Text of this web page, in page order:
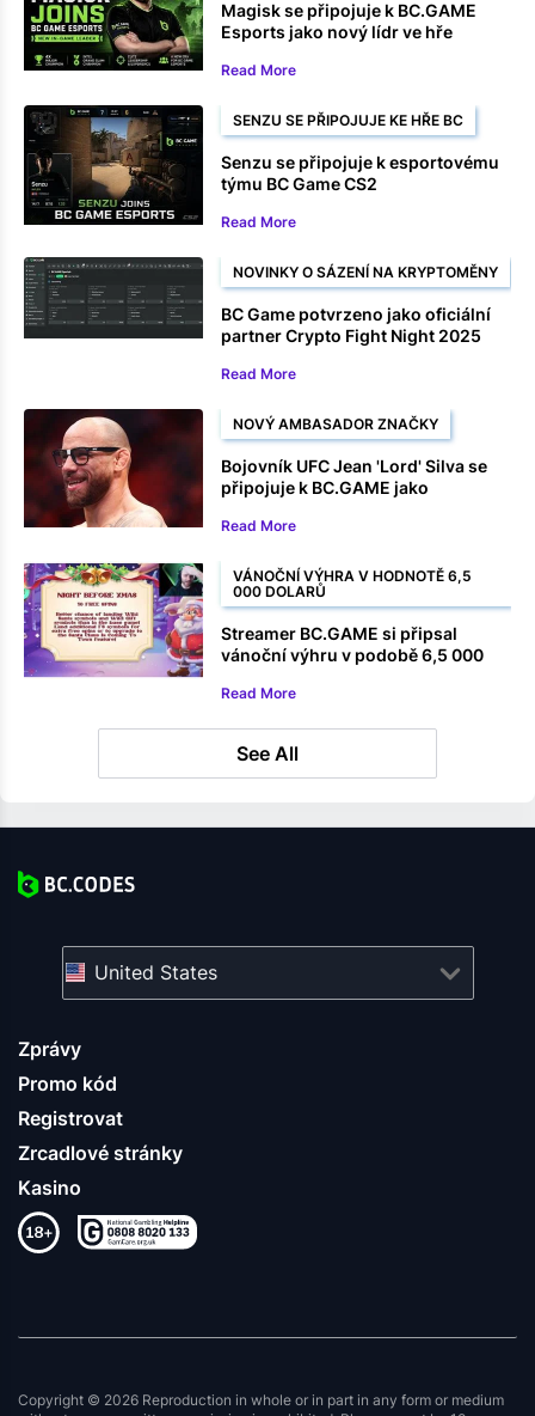
Magisk se připojuje k BC.GAME
Esports jako nový lídr ve hře
Read More
SENZU SE PŘIPOJUJE KE HŘE BC
Senzu se připojuje k esportovému
týmu BC Game CS2
Read More
NOVINKY O SÁZENÍ NA KRYPTOMĚNY
BC Game potvrzeno jako oficiální
partner Crypto Fight Night 2025
Read More
NOVÝ AMBASADOR ZNAČKY
Bojovník UFC Jean 'Lord' Silva se
připojuje k BC.GAME jako
Read More
VÁNOČNÍ VÝHRA V HODNOTĚ 6,5
000 DOLARŮ
Streamer BC.GAME si připsal
vánoční výhru v podobě 6,5 000
Read More
See All
Zprávy
Promo kód
Registrovat
Zrcadlové stránky
Kasino
United States
Copyright © 2026 Reproduction in whole or in part in any form or medium